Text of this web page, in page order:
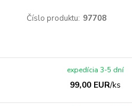
Číslo produktu: 97708
99,00 EUR/ks
expedícia 3-5 dní